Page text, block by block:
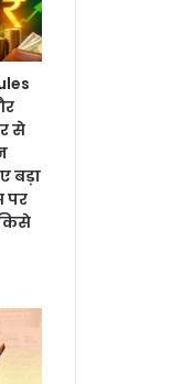
से
बड़ा
पर